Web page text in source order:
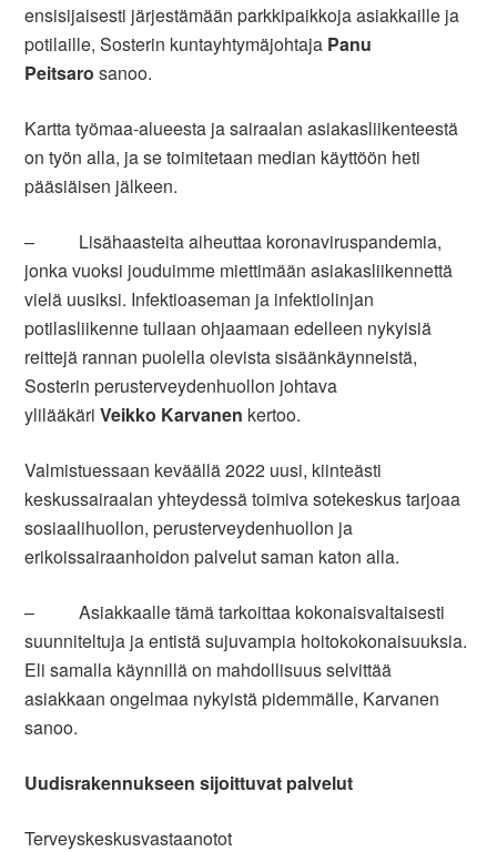
ensisijaisesti järjestämään parkkipaikkoja asiakkaille ja
potilaille, Sosterin kuntayhtymäjohtaja Panu
Peitsarosanoo.
Kartta työmaa-alueesta ja sairaalan asiakasliikenteestä
on työn alla, ja se toimitetaan median käyttöön heti
pääsiäisen jälkeen.
– Lisähaasteita aiheuttaa koronaviruspandemia,
jonka vuoksi jouduimme miettimään asiakasliikennettä
vielä uusiksi. Infektioaseman ja infektiolinjan
potilasliikenne tullaan ohjaamaan edelleen nykyisiä
reittejä rannan puolella olevista sisäänkäynneistä,
Sosterin perusterveydenhuollon johtava
ylilääkäriVeikko Karvanen kertoo.
Valmistuessaan keväällä 2022 uusi, kiinteästi
keskussairaalan yhteydessä toimiva sotekeskus tarjoaa
sosiaalihuollon, perusterveydenhuollon ja
erikoissairaanhoidon palvelut saman katon alla.
– Asiakkaalle tämä tarkoittaa kokonaisvaltaisesti
suunniteltuja ja entistä sujuvampia hoitokokonaisuuksia.
Eli samalla käynnillä on mahdollisuus selvittää
asiakkaan ongelmaa nykyistä pidemmälle, Karvanen
sanoo.
Uudisrakennukseen sijoittuvat palvelut
Terveyskeskusvastaanotot